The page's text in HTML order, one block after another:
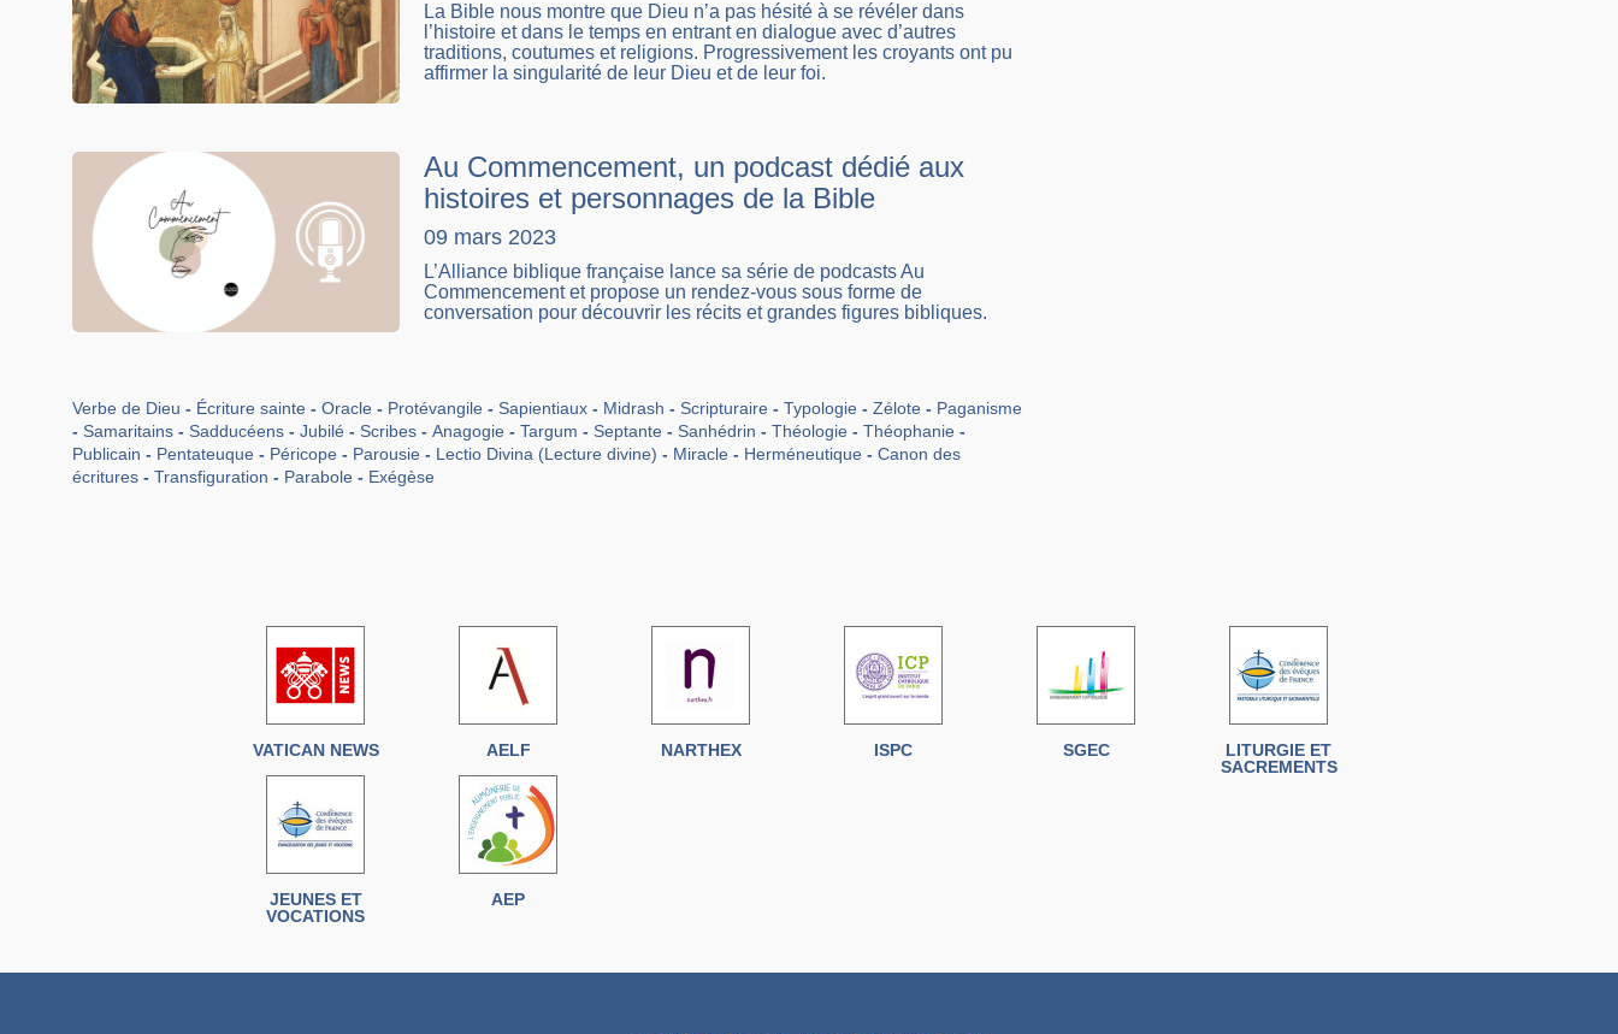
La Bible nous montre que Dieu n’a pas hésité à se révéler dans
l’histoire et dans le temps en entrant en dialogue avec d’autres
traditions, coutumes et religions. Progressivement les croyants ont pu
affirmer la singularité de leur Dieu et de leur foi.
Au Commencement, un podcast dédié aux
histoires et personnages de la Bible
09 mars 2023
L’Alliance biblique française lance sa série de podcasts Au
Commencement et propose un rendez-vous sous forme de
conversation pour découvrir les récits et grandes figures bibliques.
Verbe de Dieu Écriture sainte Oracle Protévangile Sapientiaux Midrash Scripturaire Typologie Zélote
Paganisme
Samaritains
Sadducéens Jubilé Scribes Anagogie Targum Septante Sanhédrin Théologie
Théophanie
Publicain
Pentateuque Péricope Parousie Lectio Divina (Lecture divine) Miracle Herméneutique
Canon des
écritures
Transfiguration Parabole Exégèse
VATICAN NEWS AELF NARTHEX ISPC SGEC
LITURGIE ET
SACREMENTS
JEUNES ET
VOCATIONS
AEP